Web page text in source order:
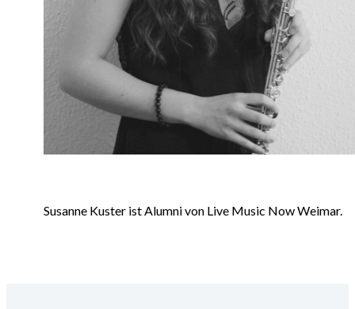
Susanne Kuster ist Alumni von Live Music Now Weimar.